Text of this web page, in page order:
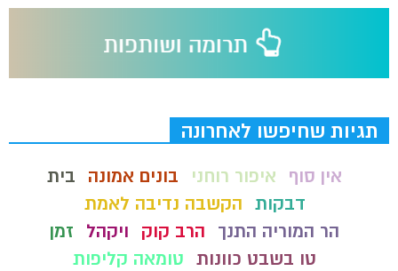
תגיות שחיפשו לאחרונה
אין סוף איפור רוחני בונים אמונה
בית
דבקות הקשבה נדיבה לאמת
הר המוריה התנך
הרב קוק ויקהל
זמן
טו בשבט כוונות טומאה קליפות